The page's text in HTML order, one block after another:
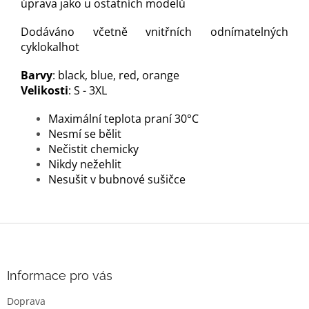
úprava jako u ostatních modelů
Dodáváno včetně vnitřních odnímatelných
cyklokalhot
Barvy: black, blue, red, orange
Velikosti: S - 3XL
Maximální teplota praní 30°C
Nesmí se bělit
Nečistit chemicky
Nikdy nežehlit
Nesušit v bubnové sušičce
Informace pro vás
Doprava